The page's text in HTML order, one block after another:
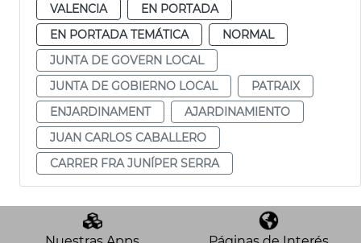
VALENCIA
EN PORTADA
EN PORTADA TEMÁTICA
NORMAL
JUNTA DE GOVERN LOCAL
JUNTA DE GOBIERNO LOCAL
PATRAIX
ENJARDINAMENT
AJARDINAMIENTO
JUAN CARLOS CABALLERO
CARRER FRA JUNÍPER SERRA